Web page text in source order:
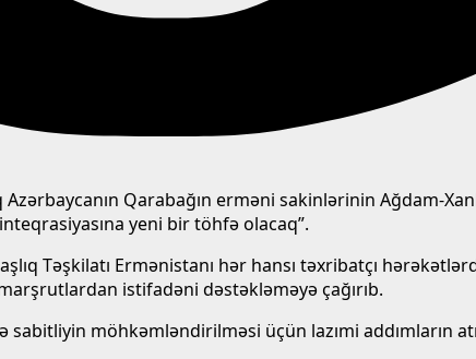
Qarabağın erməni sakinlərinin Ağdam-
yeni bir töhfə olacaq”.
Təşkilatı Ermənistanı hər hansı təxribatçı
istifadəni dəstəkləməyə çağırıb.
möhkəmləndirilməsi üçün lazımi addımların